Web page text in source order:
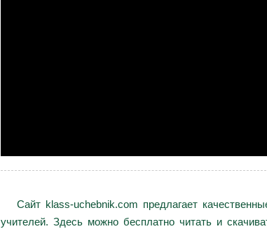
Сайт klass-uchebnik.com предлагает
учителей. Здесь можно бесплатно читать и